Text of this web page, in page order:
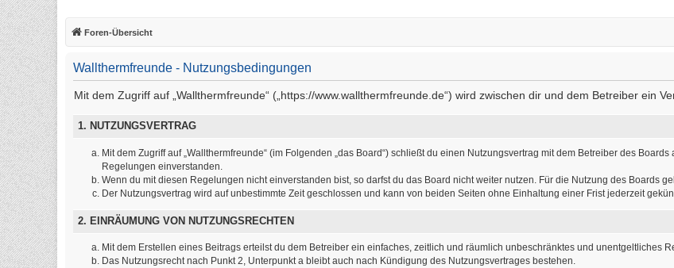
Foren-Übersicht
Wallthermfreunde - Nutzungsbedingungen
Mit dem Zugriff auf „Wallthermfreunde“ („https://www.wallthermfreunde.de“) wird zwischen dir und dem Betreiber ein
1. NUTZUNGSVERTRAG
Mit dem Zugriff auf „Wallthermfreunde“ (im Folgenden „das Board“) schließt du einen Nutzungsvertrag mit dem Betreiber des
Regelungen einverstanden.
Wenn du mit diesen Regelungen nicht einverstanden bist, so darfst du das Board nicht weiter nutzen. Für die Nutzung des Boards
Der Nutzungsvertrag wird auf unbestimmte Zeit geschlossen und kann von beiden Seiten ohne Einhaltung einer Frist jederzeit
2. EINRÄUMUNG VON NUTZUNGSRECHTEN
Mit dem Erstellen eines Beitrags erteilst du dem Betreiber ein einfaches, zeitlich und räumlich unbeschränktes und unentgeltliches
Das Nutzungsrecht nach Punkt 2, Unterpunkt a bleibt auch nach Kündigung des Nutzungsvertrages bestehen.